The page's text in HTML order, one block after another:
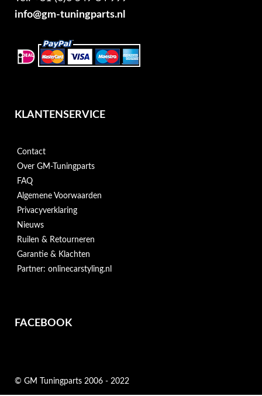
info@gm-tuningparts.nl
KLANTENSERVICE
Contact
Over GM-Tuningparts
FAQ
Algemene Voorwaarden
Privacyverklaring
Nieuws
Ruilen & Retourneren
Garantie & Klachten
Partner: onlinecarstyling.nl
FACEBOOK
© GM Tuningparts 2006 - 2022